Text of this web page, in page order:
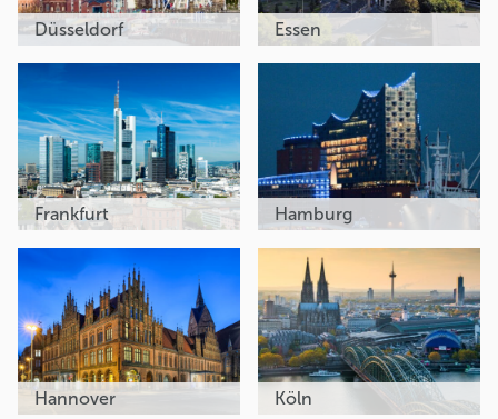
Düsseldorf Essen
Frankfurt Hamburg
Hannover Köln